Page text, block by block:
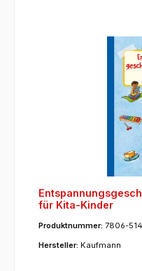
für Kita-Kinder
Produktnummer: 7806-
Hersteller: Kaufmann